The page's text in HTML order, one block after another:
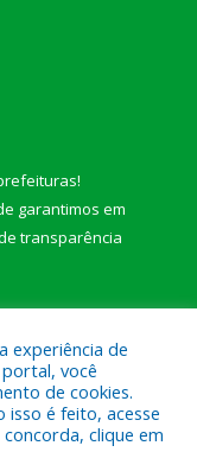
!
garantimos em
transparência
Municipal de Afuá.
experiência de
você
de cookies.
isso é feito, acesse
concorda, clique em